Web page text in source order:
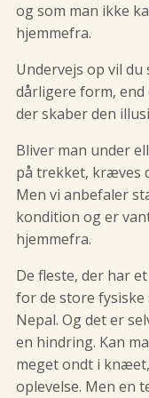
og som man ikke
hjemmefra.
Undervejs op vil
dårligere form, end
der skaber den
Bliver man under
på trekket, kræves
Men vi anbefaler
kondition og er
hjemmefra.
De fleste, der har
for de store
Nepal. Og det er
en hindring. Kan
meget ondt i
oplevelse. Men en